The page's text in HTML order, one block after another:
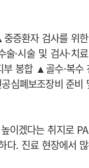
증환자 검사를 위
시술 및 검사·치료
봉합 ▲골수·복
심폐보조장비 준비
이겠다는 취지로
다. 진료 현장에서